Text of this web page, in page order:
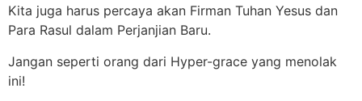
Kita juga harus percaya akan Firman Tuhan Yesus dan
Para Rasul dalam Perjanjian Baru.
Jangan seperti orang dari Hyper-grace yang menolak
ini!